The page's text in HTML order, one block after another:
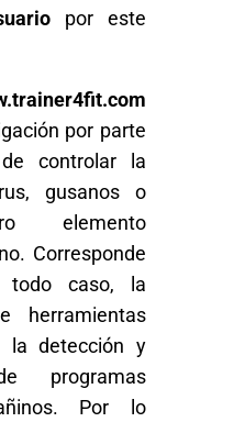
por este
por parte
controlar la
gusanos o
elemento
Corresponde
caso, la
herramientas
la detección y
programas
Por lo